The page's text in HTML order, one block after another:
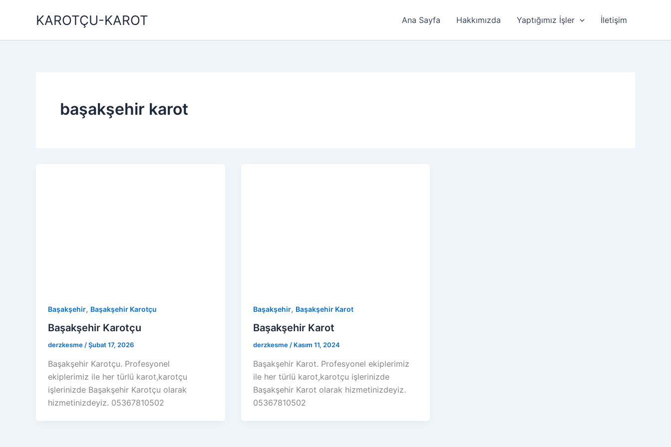
KAROTÇU-KAROT Ana Sayfa Hakkımızda Yaptığımız İşler İletişim
başakşehir karot
Başakşehir, Başakşehir Karotçu
Başakşehir Karotçu
derzkesme/Şubat 17, 2026
Başakşehir Karotçu. Profesyonel
ekiplerimiz ile her türlü karot,karotçu
işlerinizde Başakşehir Karotçu olarak
hizmetinizdeyiz. 05367810502
Başakşehir, Başakşehir Karot
Başakşehir Karot
derzkesme/ Kasım 11, 2024
Başakşehir Karot. Profesyonel ekiplerimiz
ile her türlü karot,karotçu işlerinizde
Başakşehir Karot olarak hizmetinizdeyiz.
05367810502